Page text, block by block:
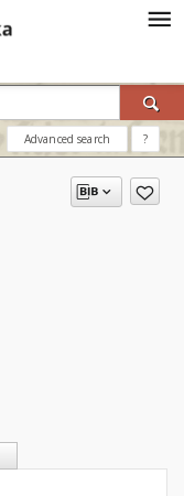
Advanced search ?